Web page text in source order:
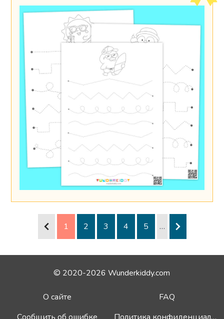
1 2 3 4 5 …
© 2020-2026 Wunderkiddy.com
О сайте
FAQ
Сообщить об ошибке
Политика конфиденциальности